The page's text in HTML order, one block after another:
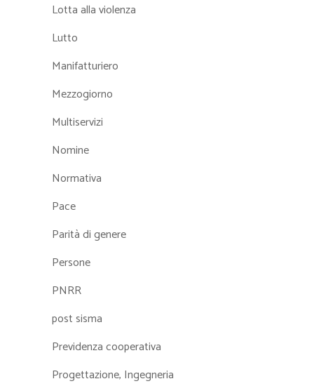
Lotta alla violenza
Lutto
Manifatturiero
Mezzogiorno
Multiservizi
Nomine
Normativa
Pace
Parità di genere
Persone
PNRR
post sisma
Previdenza cooperativa
Progettazione, Ingegneria